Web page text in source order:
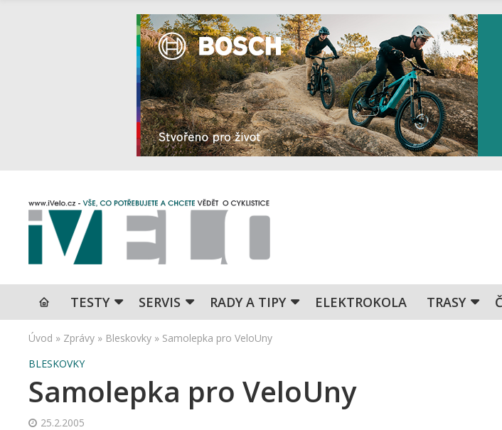
TESTY SERVIS RADY A TIPY ELEKTROKOLA TRASY
Úvod » Zprávy » Bleskovky » Samolepka pro VeloUny
BLESKOVKY
Samolepka pro VeloUny
25.2.2005